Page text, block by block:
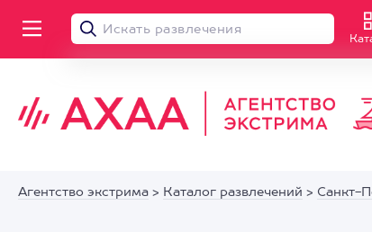
Агентство экстрима > Каталог развлечений > Санкт-